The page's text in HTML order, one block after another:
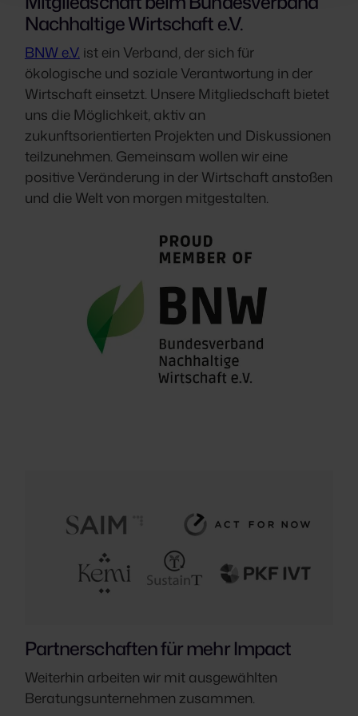
Nachhaltige Wirtschaft e.V.
BNW e.V. ist ein Verband, der sich für
ökologische und soziale Verantwortung in der
Wirtschaft einsetzt. Unsere Mitgliedschaft bietet
uns die Möglichkeit, aktiv an
zukunftsorientierten Projekten und Diskussionen
teilzunehmen. Gemeinsam wollen wir eine
positive Veränderung in der Wirtschaft anstoßen
und die Welt von morgen mitgestalten.
Partnerschaften für mehr Impact
Weiterhin arbeiten wir mit ausgewählten
Beratungsunternehmen zusammen.